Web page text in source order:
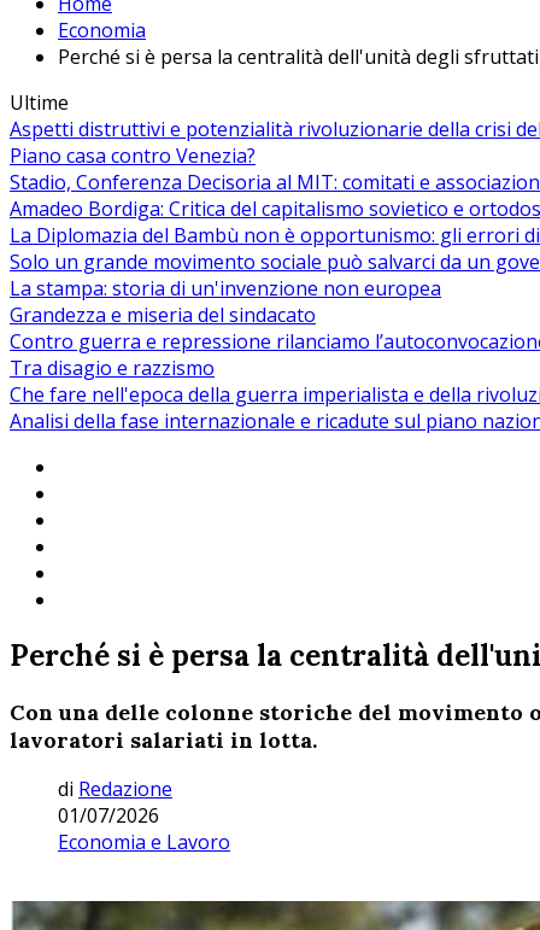
Economia
Perché si è persa la centralità dell'unità degli
Ultime
Aspetti distruttivi e potenzialità rivoluzionarie della crisi
Piano casa contro Venezia?
Stadio, Conferenza Decisoria al MIT: comitati e
Amadeo Bordiga: Critica del capitalismo sovietico e
La Diplomazia del Bambù non è opportunismo: gli errori
Solo un grande movimento sociale può salvarci da un
La stampa: storia di un'invenzione non europea
Grandezza e miseria del sindacato
Contro guerra e repressione rilanciamo
Tra disagio e razzismo
Che fare nell'epoca della guerra imperialista e della
Analisi della fase internazionale e ricadute sul piano
Perché si è persa la centralità
Con una delle colonne storiche del
lavoratori salariati in lotta.
di Redazione
01/07/2026
Economia e Lavoro